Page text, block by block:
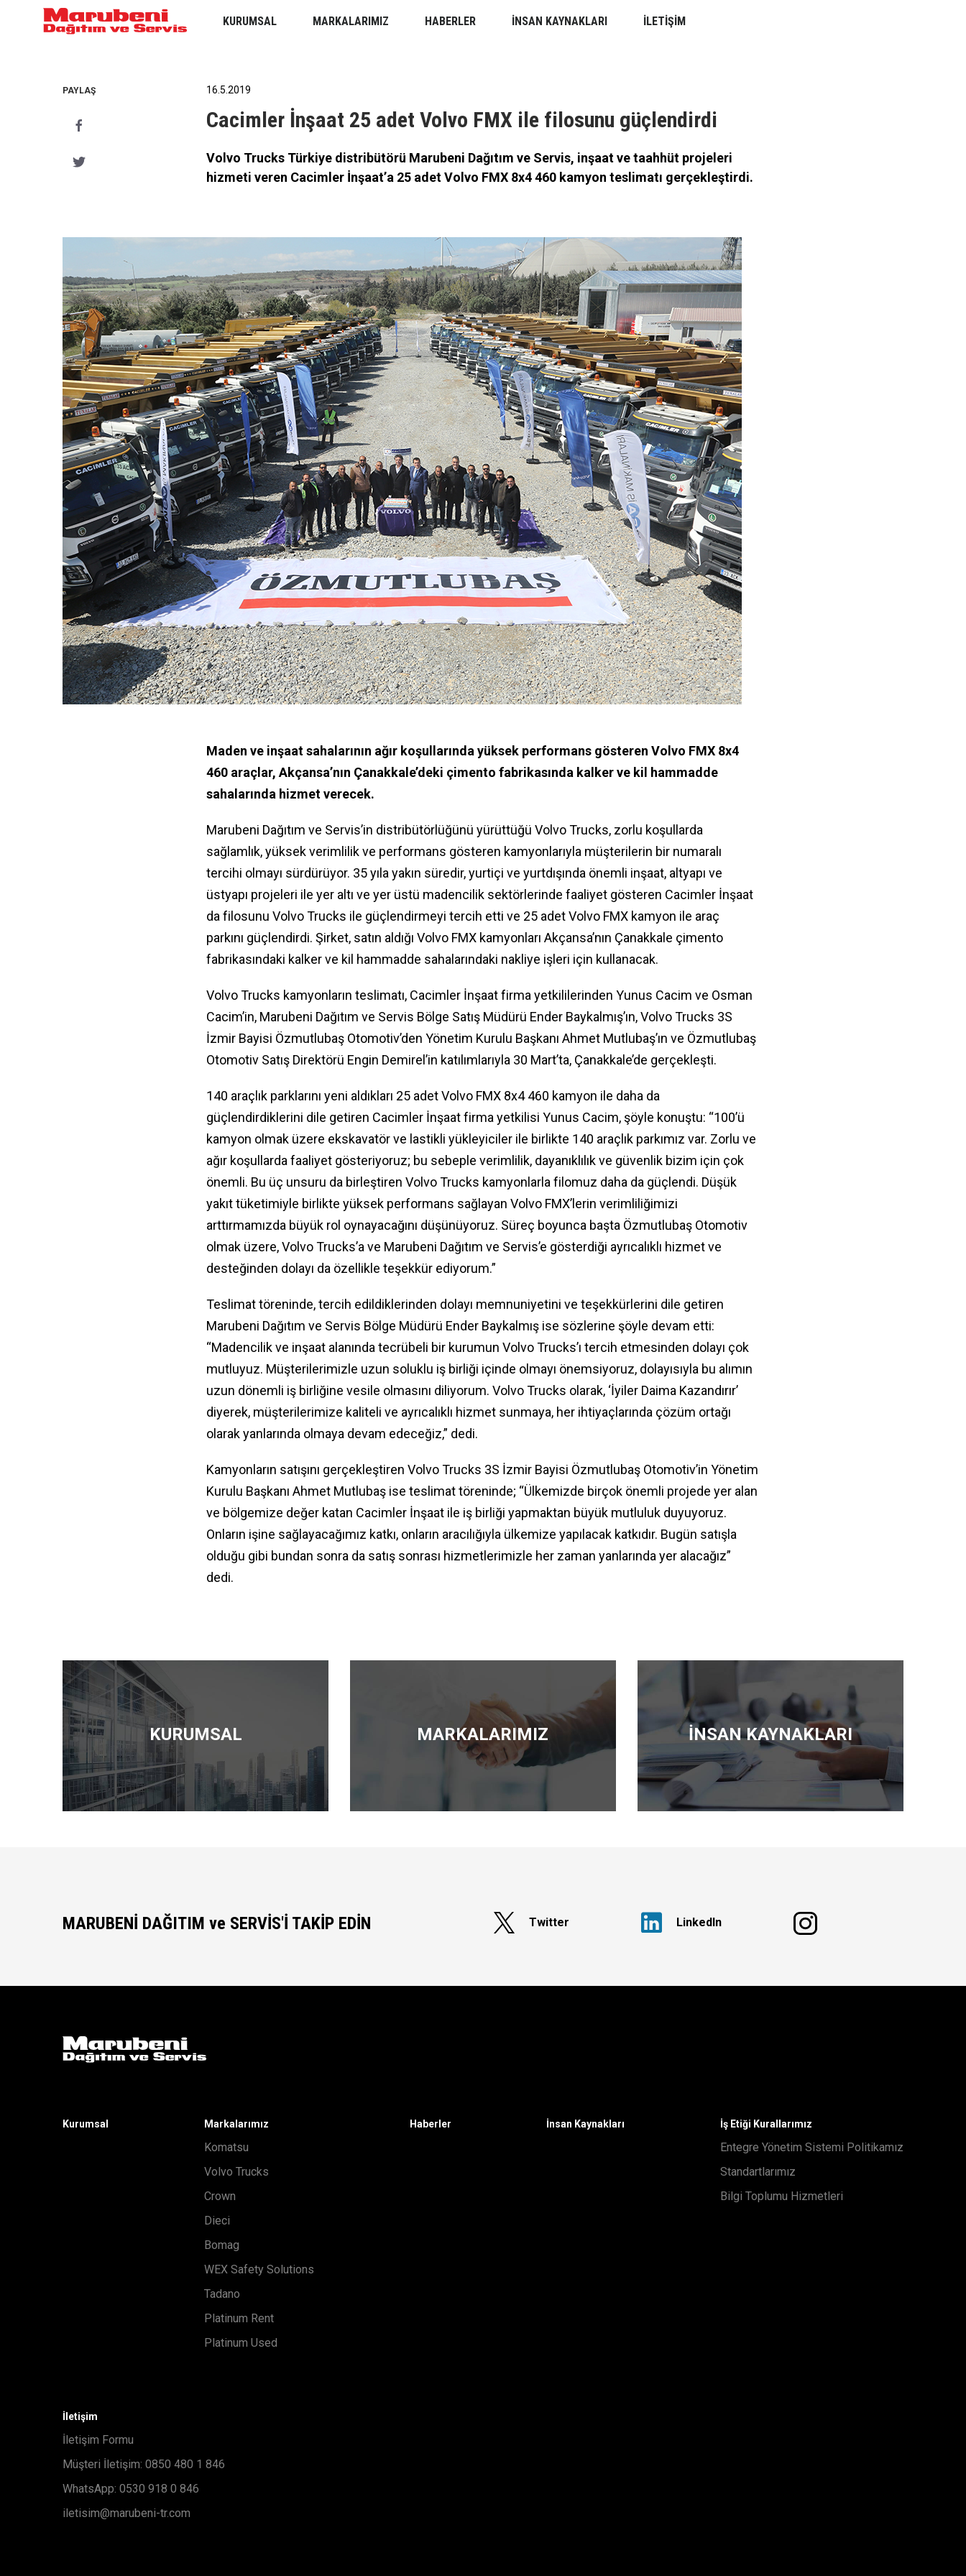
KURUMSAL MARKALARIMIZ HABERLER İNSAN KAYNAKLARI İLETİŞİM
PAYLAŞ 16.5.2019
Cacimler İnşaat 25 adet Volvo FMX ile filosunu güçlendirdi
Volvo Trucks Türkiye distribütörü Marubeni Dağıtım ve Servis, inşaat ve taahhüt projeleri
hizmeti veren Cacimler İnşaat’a 25 adet Volvo FMX 8x4 460 kamyon teslimatı gerçekleştirdi.
Maden ve inşaat sahalarının ağır koşullarında yüksek performans gösteren Volvo FMX 8x4
460 araçlar, Akçansa’nın Çanakkale’deki çimento fabrikasında kalker ve kil hammadde
sahalarında hizmet verecek.
Marubeni Dağıtım ve Servis’in distribütörlüğünü yürüttüğü Volvo Trucks, zorlu koşullarda
sağlamlık, yüksek verimlilik ve performans gösteren kamyonlarıyla müşterilerin bir numaralı
tercihi olmayı sürdürüyor. 35 yıla yakın süredir, yurtiçi ve yurtdışında önemli inşaat, altyapı ve
üstyapı projeleri ile yer altı ve yer üstü madencilik sektörlerinde faaliyet gösteren Cacimler İnşaat
da filosunu Volvo Trucks ile güçlendirmeyi tercih etti ve 25 adet Volvo FMX kamyon ile araç
parkını güçlendirdi. Şirket, satın aldığı Volvo FMX kamyonları Akçansa’nın Çanakkale çimento
fabrikasındaki kalker ve kil hammadde sahalarındaki nakliye işleri için kullanacak.
Volvo Trucks kamyonların teslimatı, Cacimler İnşaat firma yetkililerinden Yunus Cacim ve Osman
Cacim’in, Marubeni Dağıtım ve Servis Bölge Satış Müdürü Ender Baykalmış’ın, Volvo Trucks 3S
İzmir Bayisi Özmutlubaş Otomotiv’den Yönetim Kurulu Başkanı Ahmet Mutlubaş’ın ve Özmutlubaş
Otomotiv Satış Direktörü Engin Demirel’in katılımlarıyla 30 Mart’ta, Çanakkale’de gerçekleşti.
140 araçlık parklarını yeni aldıkları 25 adet Volvo FMX 8x4 460 kamyon ile daha da
güçlendirdiklerini dile getiren Cacimler İnşaat firma yetkilisi Yunus Cacim, şöyle konuştu: “100’ü
kamyon olmak üzere ekskavatör ve lastikli yükleyiciler ile birlikte 140 araçlık parkımız var. Zorlu ve
ağır koşullarda faaliyet gösteriyoruz; bu sebeple verimlilik, dayanıklılık ve güvenlik bizim için çok
önemli. Bu üç unsuru da birleştiren Volvo Trucks kamyonlarla filomuz daha da güçlendi. Düşük
yakıt tüketimiyle birlikte yüksek performans sağlayan Volvo FMX’lerin verimliliğimizi
arttırmamızda büyük rol oynayacağını düşünüyoruz. Süreç boyunca başta Özmutlubaş Otomotiv
olmak üzere, Volvo Trucks’a ve Marubeni Dağıtım ve Servis’e gösterdiği ayrıcalıklı hizmet ve
desteğinden dolayı da özellikle teşekkür ediyorum.”
Teslimat töreninde, tercih edildiklerinden dolayı memnuniyetini ve teşekkürlerini dile getiren
Marubeni Dağıtım ve Servis Bölge Müdürü Ender Baykalmış ise sözlerine şöyle devam etti:
“Madencilik ve inşaat alanında tecrübeli bir kurumun Volvo Trucks’ı tercih etmesinden dolayı çok
mutluyuz. Müşterilerimizle uzun soluklu iş birliği içinde olmayı önemsiyoruz, dolayısıyla bu alımın
uzun dönemli iş birliğine vesile olmasını diliyorum. Volvo Trucks olarak, ‘İyiler Daima Kazandırır’
diyerek, müşterilerimize kaliteli ve ayrıcalıklı hizmet sunmaya, her ihtiyaçlarında çözüm ortağı
olarak yanlarında olmaya devam edeceğiz,” dedi.
Kamyonların satışını gerçekleştiren Volvo Trucks 3S İzmir Bayisi Özmutlubaş Otomotiv’in Yönetim
Kurulu Başkanı Ahmet Mutlubaş ise teslimat töreninde; “Ülkemizde birçok önemli projede yer alan
ve bölgemize değer katan Cacimler İnşaat ile iş birliği yapmaktan büyük mutluluk duyuyoruz.
Onların işine sağlayacağımız katkı, onların aracılığıyla ülkemize yapılacak katkıdır. Bugün satışla
olduğu gibi bundan sonra da satış sonrası hizmetlerimizle her zaman yanlarında yer alacağız”
dedi.
KURUMSAL MARKALARIMIZ İNSAN KAYNAKLARI
MARUBENİ DAĞITIM ve SERVİS'İ TAKİP EDİN Twitter Linkedln
Kurumsal Markalarımız
Komatsu
Volvo Trucks
Crown
Dieci
Bomag
WEX Safety Solutions
Tadano
Platinum Rent
Platinum Used
Haberler İnsan Kaynakları İş Etiği Kurallarımız
Entegre Yönetim Sistemi Politikamız
Standartlarımız
Bilgi Toplumu Hizmetleri
İletişim
İletişim Formu
Müşteri İletişim: 0850 480 1 846
WhatsApp: 0530 918 0 846
iletisim@marubeni-tr.com